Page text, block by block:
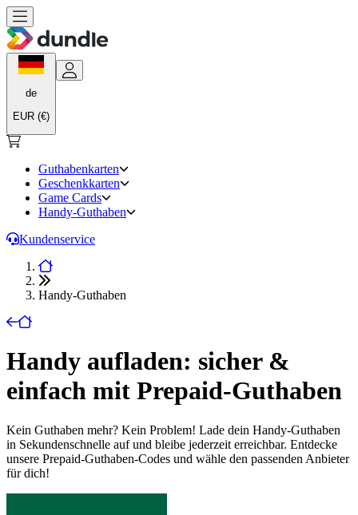
de
EUR (€)
Guthabenkarten
Geschenkkarten
Game Cards
Handy-Guthaben
Kundenservice
Handy-Guthaben
Handy aufladen: sicher &
einfach mit Prepaid-Guthaben
Kein Guthaben mehr? Kein Problem! Lade dein Handy-Guthaben
in Sekundenschnelle auf und bleibe jederzeit erreichbar. Entdecke
unsere Prepaid-Guthaben-Codes und wähle den passenden Anbieter
für dich!